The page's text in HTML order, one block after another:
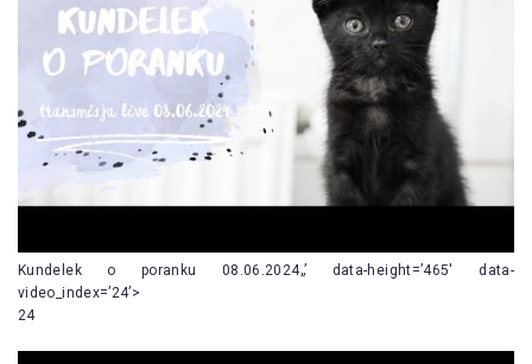
Kundelek o poranku 08.06.2024„’ data-height=’465′ data-
video_index=’24’>
24